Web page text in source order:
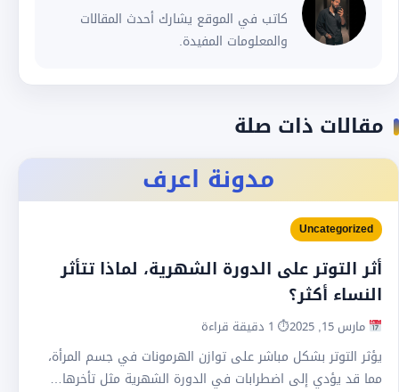
كاتب في الموقع يشارك أحدث المقالات
والمعلومات المفيدة.
مقالات ذات صلة
مدونة اعرف
Uncategorized
أثر التوتر على الدورة الشهرية، لماذا تتأثر
النساء أكثر؟
مارس 15, 2025 ⏱ 1 دقيقة قراءة
يؤثر التوتر بشكل مباشر على توازن الهرمونات في جسم المرأة،
مما قد يؤدي إلى اضطرابات في الدورة الشهرية مثل تأخرها…